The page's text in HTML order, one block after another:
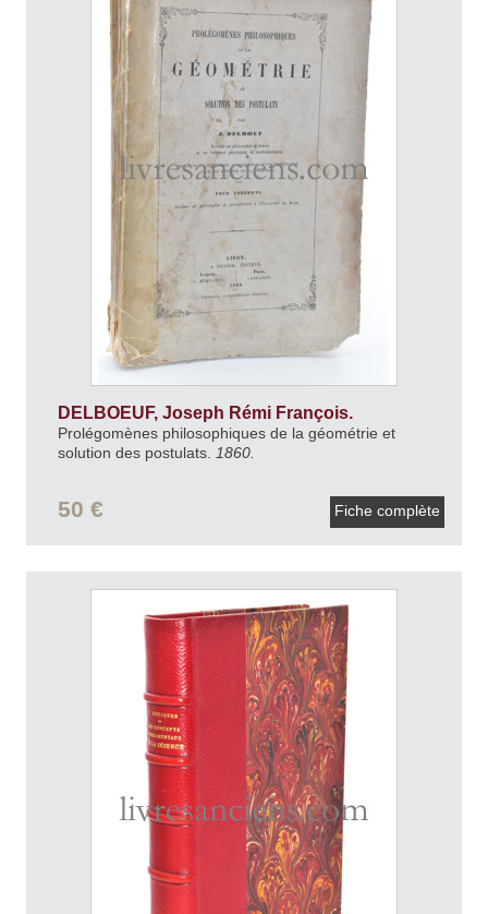
DELBOEUF, Joseph Rémi François.
Prolégomènes philosophiques de la géométrie et
solution des postulats.
1860.
50 € Fiche complète